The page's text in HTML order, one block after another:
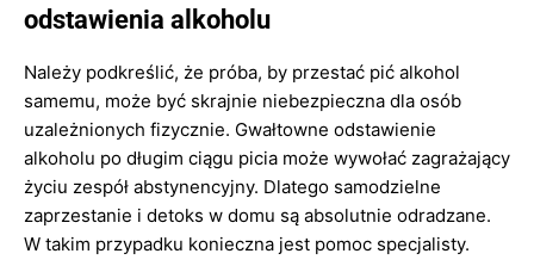
odstawienia alkoholu
Należy podkreślić, że próba, by przestać pić alkohol
samemu, może być skrajnie niebezpieczna dla osób
uzależnionych fizycznie. Gwałtowne odstawienie
alkoholu po długim ciągu picia może wywołać zagrażający
życiu zespół abstynencyjny. Dlatego samodzielne
zaprzestanie i detoks w domu są absolutnie odradzane.
W takim przypadku konieczna jest pomoc specjalisty.